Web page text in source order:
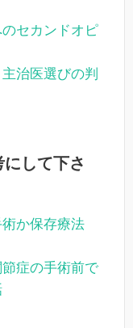
セカンドオピ
治医選びの判
して下さ
か保存療法
症の手術前で